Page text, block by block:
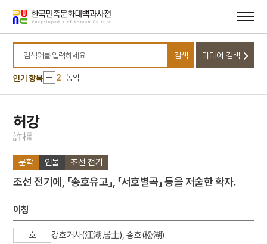
바로가기
바로가기
검색어를 입력하세요
검색 미디어 검색
인기 항목
10 마령
1 금성대군
2 농악
3 판소리
7
여수·순천 10·19사건
8
가갸날
10 마령
1 금성대군
허강
許橿
문학 인물 조선 전기
조선 전기에, 『송호유고』, 「서호별곡」 등을 저술한 학자.
이칭
호 강호거사(江湖居士), 송호(松湖)